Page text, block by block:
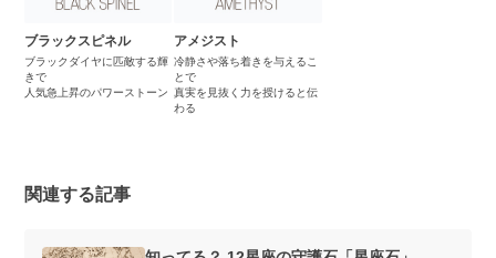
ブラックスピネル
ブラックダイヤに匹敵する輝
きで
人気急上昇のパワーストーン
アメジスト
冷静さや落ち着きを与えるこ
とで
真実を見抜く力を授けると伝
わる
関連する記事